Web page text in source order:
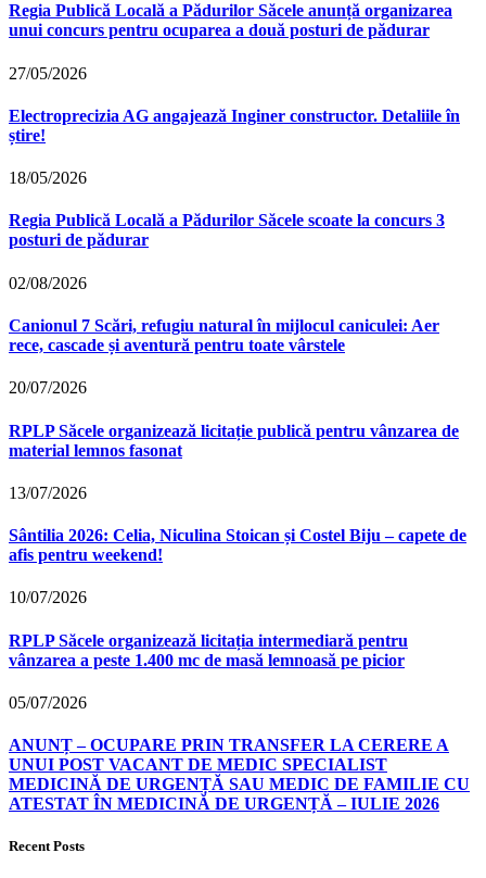
Regia Publică Locală a Pădurilor Săcele anunță organizarea
unui concurs pentru ocuparea a două posturi de pădurar
27/05/2026
Electroprecizia AG angajează Inginer constructor. Detaliile în
știre!
18/05/2026
Regia Publică Locală a Pădurilor Săcele scoate la concurs 3
posturi de pădurar
02/08/2026
Canionul 7 Scări, refugiu natural în mijlocul caniculei: Aer
rece, cascade și aventură pentru toate vârstele
20/07/2026
RPLP Săcele organizează licitație publică pentru vânzarea de
material lemnos fasonat
13/07/2026
Sântilia 2026: Celia, Niculina Stoican și Costel Biju – capete de
afis pentru weekend!
10/07/2026
RPLP Săcele organizează licitația intermediară pentru
vânzarea a peste 1.400 mc de masă lemnoasă pe picior
05/07/2026
ANUNȚ – OCUPARE PRIN TRANSFER LA CERERE A
UNUI POST VACANT DE MEDIC SPECIALIST
MEDICINĂ DE URGENȚĂ SAU MEDIC DE FAMILIE CU
ATESTAT ÎN MEDICINĂ DE URGENȚĂ – IULIE 2026
Recent Posts